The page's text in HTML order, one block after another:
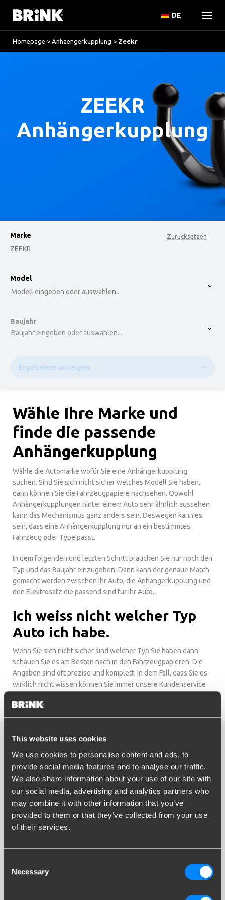
This website uses cookies
We use cookies to personalise content and ads, to
provide social media features and to analyse our traffic.
We also share information about your use of our site with
our social media, advertising and analytics partners who
may combine it with other information that you’ve
provided to them or that they’ve collected from your use
of their services.
Selection
Necessary
DE
Homepage > Anhaengerkupplung > Zeekr
ZEEKR
Anhängerkupplung
Zurücksetzen
Marke
ZEEKR
option , selected.
Model
Modell eingeben oder auswählen...
Baujahr
Baujahr eingeben oder auswählen...
Ergebnisse anzeigen
Wähle Ihre Marke und
finde die passende
Anhängerkupplung
Wähle die Automarke wofür Sie eine Anhängerkupplung
suchen. Sind Sie sich nicht sicher welches Modell Sie haben,
dann können Sie die Fahrzeugpapiere nachsehen. Obwohl
Anhängerkupplungen hinter einem Auto sehr ähnlich aussehen
kann das Mechanismus ganz anders sein. Deswegen kann es
sein, dass eine Anhängerkupplung nur an ein bestimmtes
Fahrzeug oder Type passt.
In dem folgenden und letzten Schritt brauchen Sie nur noch den
Typ und das Baujahr einzugeben. Dann kann der genaue Match
gemacht werden zwischen Ihr Auto, die Anhängerkupplung und
den Elektrosatz die passend sind für Ihr Auto.
Ich weiss nicht welcher Typ
Auto ich habe.
Wenn Sie sich nicht sicher sind welcher Typ Sie haben dann
schauen Sie es am Besten nach in den Fahrzeugpapieren. Die
Angaben sind oft prezise und komplett. In dem Fall, dass Sie es
wirklich nicht wissen können Sie immer unsere Kundenservice
Finden Sie die richtige
Anhängerkupplung für Ihr
Auto